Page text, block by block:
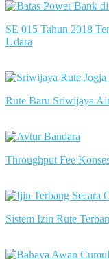
SE 015 Tahun 2018
Udara
Rute Baru Sriwijaya
Throughput Fee
Sistem Izin Rute